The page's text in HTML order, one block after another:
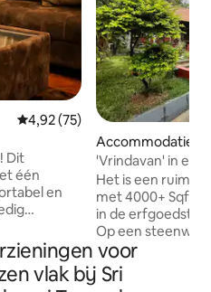
Gemiddelde beoordeling van
4,92 (75)
Dit
één
en
enkele
de stad,
tot
Accommodatie in
'Vrindavan' in
Het is een ruim
met 4000+ Sqft
in de
Op een
beroemde
Sriranganatha &
Dam, Birds
voor
vlak bij Sri